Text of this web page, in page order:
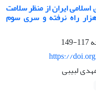
ایران از منظر سلامت
راه نرفته و سری سوم
117-149
https://
لبیبی